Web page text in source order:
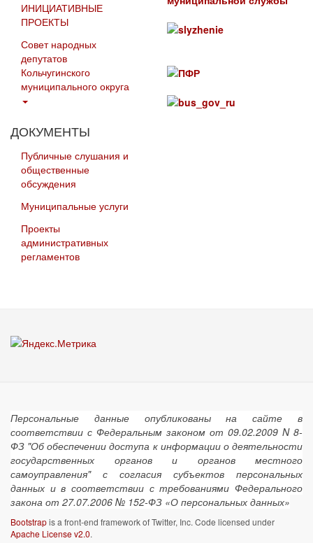
ИНИЦИАТИВНЫЕ
ПРОЕКТЫ
Совет народных
депутатов
Кольчугинского
муниципального округа
ДОКУМЕНТЫ
Публичные слушания и
общественные
обсуждения
Муниципальные услуги
Проекты
административных
регламентов
Персональные данные опубликованы на сайте в
соответствии с Федеральным законом от 09.02.2009 N 8-
ФЗ "Об обеспечении доступа к информации о деятельности
государственных органов и органов местного
самоуправления" с согласия субъектов персональных
данных и в соответствии с требованиями Федерального
закона от 27.07.2006 № 152-ФЗ «О персональных данных»
Bootstrapis a front-end framework of Twitter, Inc. Code licensed under
Apache License v2.0.